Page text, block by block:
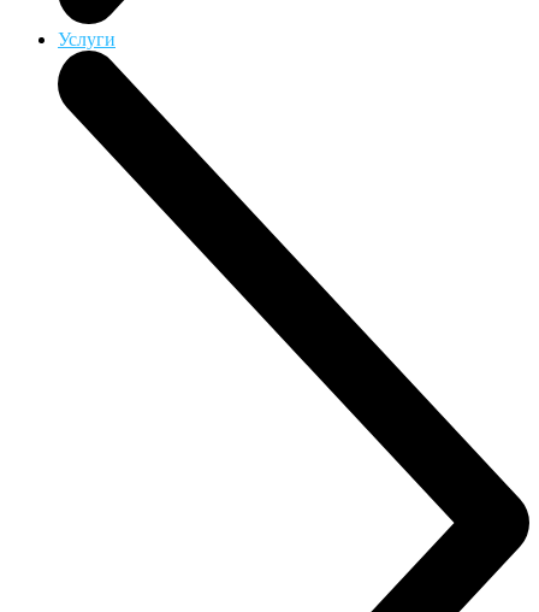
Услуги